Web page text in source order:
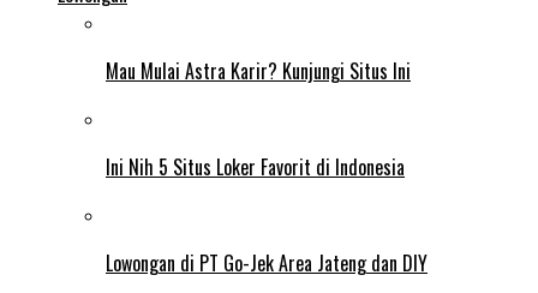
Mau Mulai Astra Karir? Kunjungi Situs Ini
Ini Nih 5 Situs Loker Favorit di Indonesia
Lowongan di PT Go-Jek Area Jateng dan DIY